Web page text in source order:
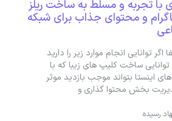
با تجربه و مسلط به ساخت ریلز
و محتوای جذاب برای شبکه
توانایی انجام موارد زیر را دارید
ارسال کنید 1: توانایی ساخت کلیپ های زیبا که با
های اینستا بتواند موجب بازدید موثر